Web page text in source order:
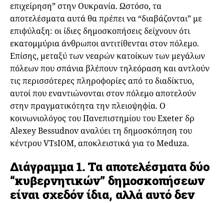
επιχείρηση” στην Ουκρανία. Ωστόσο, τα
αποτελέσματα αυτά θα πρέπει να “διαβάζονται” με
επιφύλαξη: οι ίδιες δημοσκοπήσεις δείχνουν ότι
εκατομμύρια άνθρωποι αντιτίθενται στον πόλεμο.
Επίσης, μεταξύ των νεαρών κατοίκων των μεγάλων
πόλεων που σπάνια βλέπουν τηλεόραση και αντλούν
τις περισσότερες πληροφορίες από το διαδίκτυο,
αυτοί που εναντιώνονται στον πόλεμο αποτελούν
στην πραγματικότητα την πλειοψηφία. Ο
κοινωνιολόγος του Πανεπιστημίου του Exeter δρ
Alexey Bessudnov αναλύει τη δημοσκόπηση του
κέντρου VTsIOM, αποκλειστικά για το Meduza.
Διάγραμμα 1. Τα αποτελέσματα δύο
“κυβερνητικών” δημοσκοπήσεων
είναι σχεδόν ίδια, αλλά αυτό δεν